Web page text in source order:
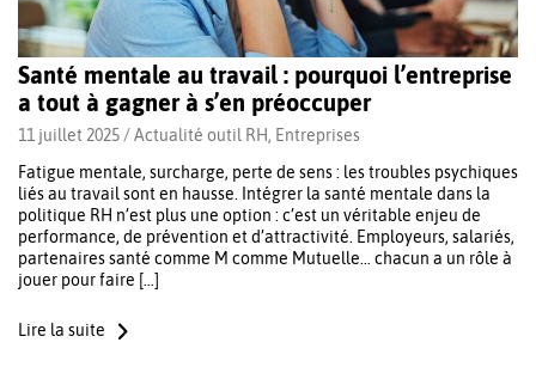
Santé mentale au travail : pourquoi l’entreprise
a tout à gagner à s’en préoccuper
11 juillet 2025 /Actualité outil RH, Entreprises
Fatigue mentale, surcharge, perte de sens : les troubles psychiques
liés au travail sont en hausse. Intégrer la santé mentale dans la
politique RH n’est plus une option : c’est un véritable enjeu de
performance, de prévention et d’attractivité. Employeurs, salariés,
partenaires santé comme M comme Mutuelle… chacun a un rôle à
jouer pour faire […]
Lire la suite